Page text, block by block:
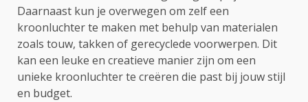
Daarnaast kun je overwegen om zelf een
kroonluchter te maken met behulp van materialen
zoals touw, takken of gerecyclede voorwerpen. Dit
kan een leuke en creatieve manier zijn om een
unieke kroonluchter te creëren die past bij jouw stijl
en budget.